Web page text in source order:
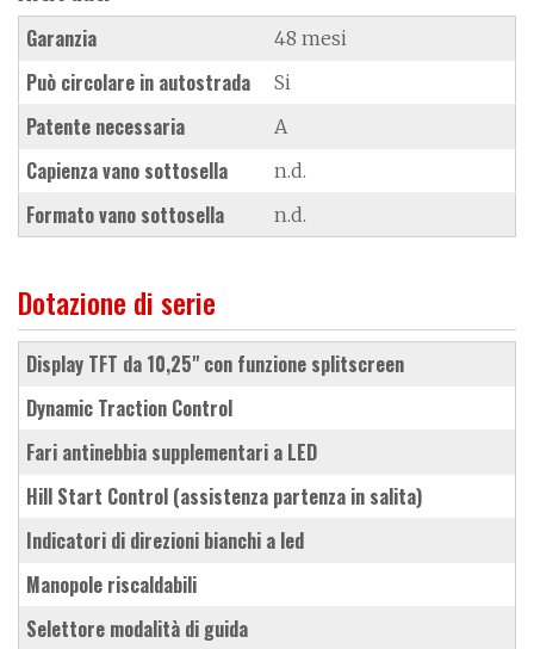
Garanzia 48 mesi
Può circolare in autostrada Si
Patente necessaria A
Capienza vano sottosella n.d.
Formato vano sottosella n.d.
Dotazione di serie
display TFT da 10,25" con funzione splitscreen
Dynamic Traction Control
fari antinebbia supplementari a LED
Hill Start Control (assistenza partenza in salita)
indicatori di direzioni bianchi a led
manopole riscaldabili
selettore modalità di guida